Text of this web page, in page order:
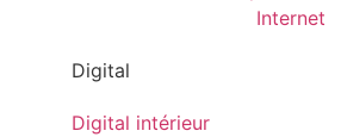
Digital
Digital intérieur